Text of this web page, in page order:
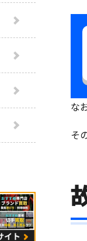
な
そ